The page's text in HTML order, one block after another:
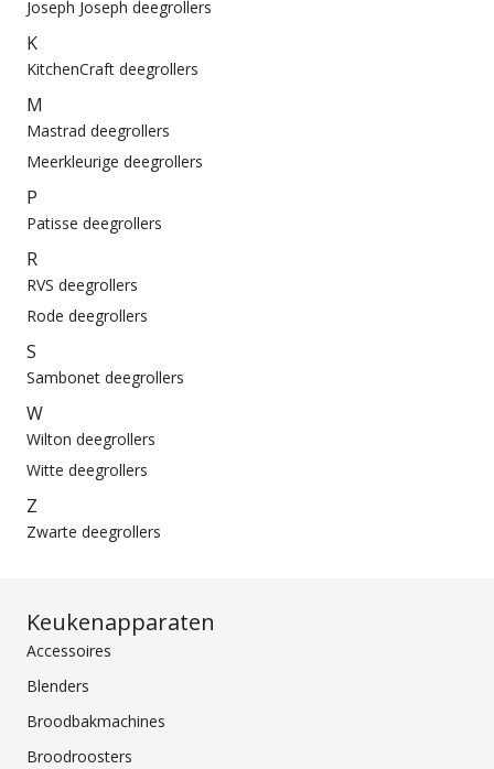
Joseph Joseph deegrollers
K
KitchenCraft deegrollers
M
Mastrad deegrollers
Meerkleurige deegrollers
P
Patisse deegrollers
R
RVS deegrollers
Rode deegrollers
S
Sambonet deegrollers
W
Wilton deegrollers
Witte deegrollers
Z
Zwarte deegrollers
Keukenapparaten
Accessoires
Blenders
Broodbakmachines
Broodroosters